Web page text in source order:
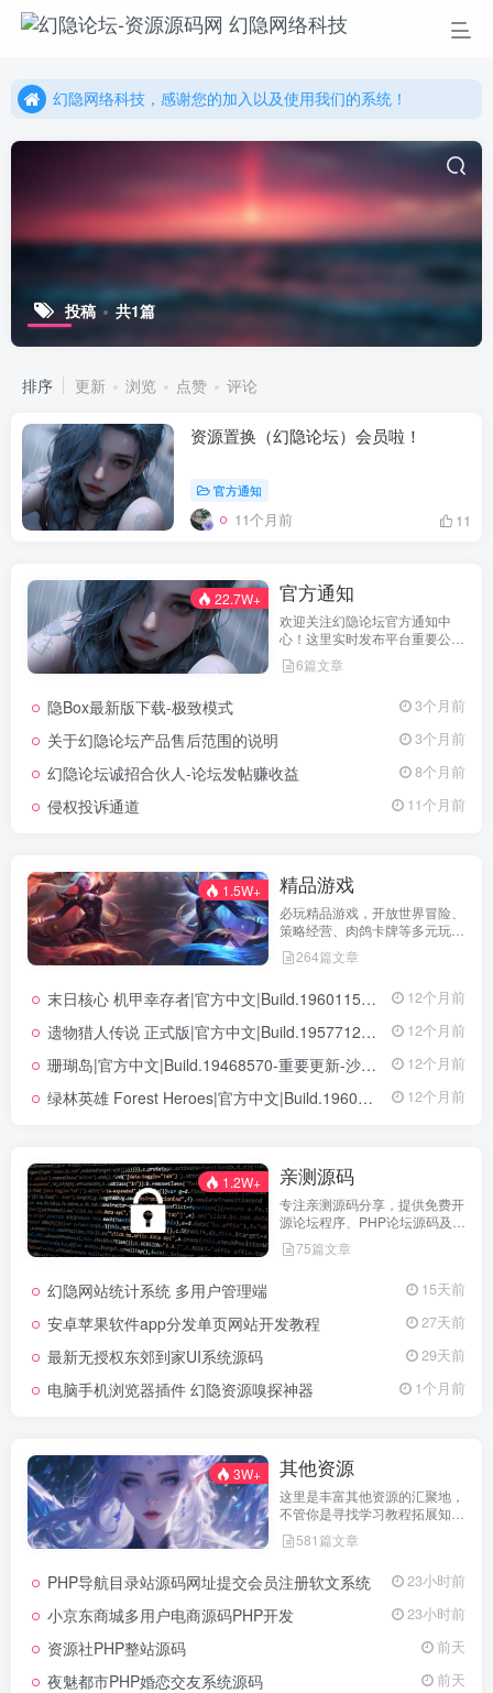
幻隐网络科技，感谢您的加入以及使用我们的系统！
幻隐网络科技，感谢您的加入以及使用我们的系统！
投稿 共1篇
排序 更新 浏览 点赞 评论
资源置换（幻隐论坛）会员啦！
官方通知
11个月前 11
22.7W+ 官方通知
欢迎关注幻隐论坛官方通知中
心！这里实时发布平台重要公
告、活动规则、功能更新、安全
提醒及用户权益说明，确保每位
们坚持公开透明，通过权威通知
坛获得更优质、安全的使用体
验！立即查看，不错过关键信
息！
6篇文章
隐Box最新版下载-极致模式 3个月前
关于幻隐论坛产品售后范围的说明 3个月前
幻隐论坛诚招合伙人-论坛发帖赚收益 8个月前
侵权投诉通道 11个月前
1.5W+ 精品游戏
必玩精品游戏，开放世界冒险、
策略经营、肉鸽卡牌等多元玩
法，满足不同玩家的喜好 。
264篇文章
末日核心 机甲幸存者|官方中文|Build.19601158|解压即撸| 12个月前
遗物猎人传说 正式版|官方中文|Build.19577129+全DLC|解压即撸| 12个月前
珊瑚岛|官方中文|Build.19468570-重要更新-沙盒|解压即撸| 12个月前
绿林英雄 Forest Heroes|官方中文|Build.19609351+全DLC|解压即撸| 12个月前
1.2W+ 亲测源码
专注亲测源码分享，提供免费开
源论坛程序、PHP论坛源码及论
坛搭建解决方案，所有源码均经
实际测试可用，助力快速搭建稳
75篇文章
幻隐网站统计系统 多用户管理端 15天前
安卓苹果软件app分发单页网站开发教程 27天前
最新无授权东郊到家UI系统源码 29天前
电脑手机浏览器插件 幻隐资源嗅探神器 1个月前
3W+ 其他资源
这里是丰富其他资源的汇聚地，
不管你是寻找学习教程拓展知
识，还是搜集各类素材激发创作
灵感，亦或是查询专业数据辅助
源定期更新、分类清晰、下载便
务，快来探索发现所需资源！
581篇文章
PHP导航目录站源码网址提交会员注册软文系统 23小时前
小京东商城多用户电商源码PHP开发 23小时前
资源社PHP整站源码 前天
夜魅都市PHP婚恋交友系统源码 前天